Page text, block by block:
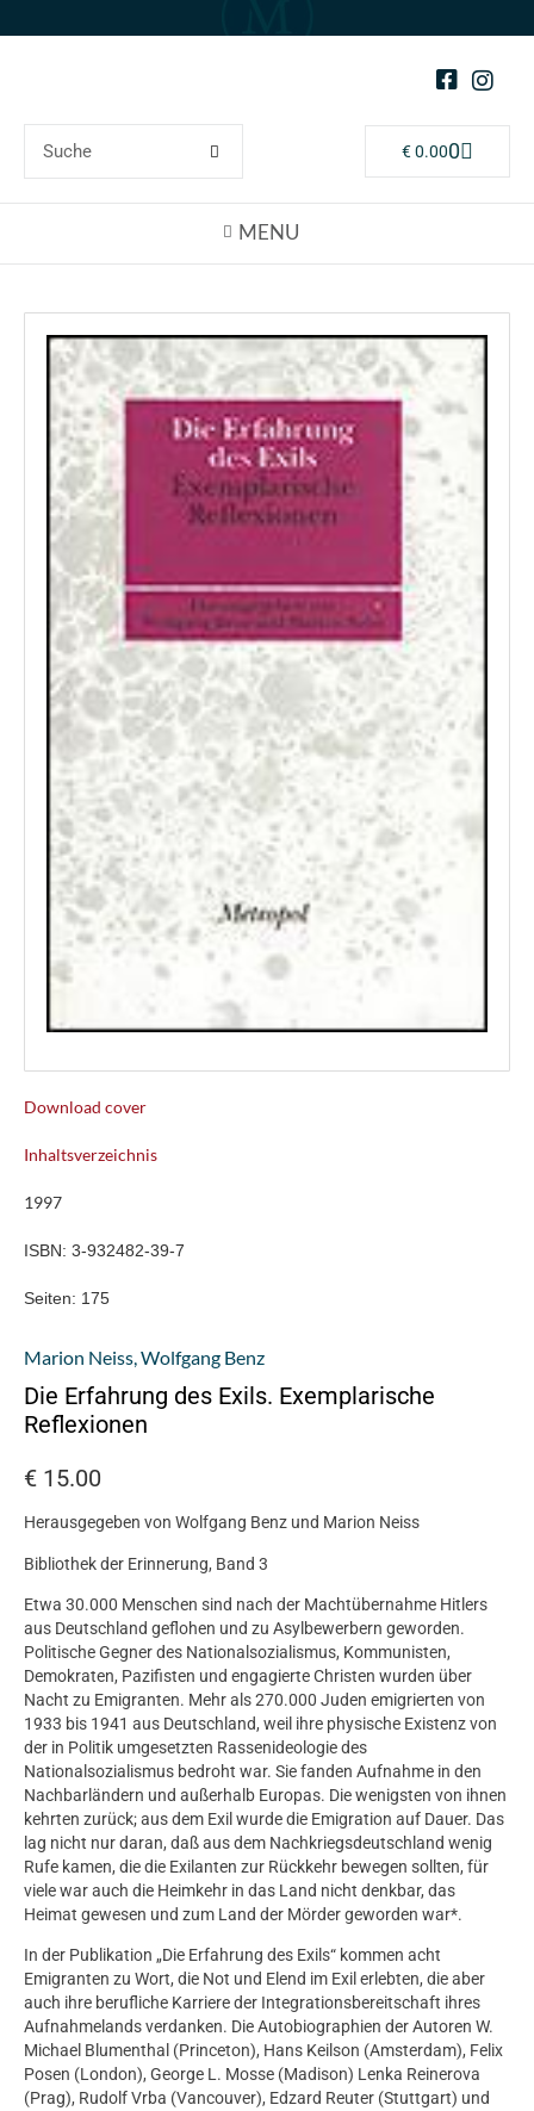
€0.000
Download cover
Inhaltsverzeichnis
1997
ISBN: 3-932482-39-7
Seiten: 175
Marion Neiss,Wolfgang Benz
Die Erfahrung des Exils. Exemplarische
Reflexionen
€ 15.00
Herausgegeben von Wolfgang Benz und Marion Neiss
Bibliothek der Erinnerung, Band 3
Etwa 30.000 Menschen sind nach der Machtübernahme Hitlers
aus Deutschland geflohen und zu Asylbewerbern geworden.
Politische Gegner des Nationalsozialismus, Kommunisten,
Demokraten, Pazifisten und engagierte Christen wurden über
Nacht zu Emigranten. Mehr als 270.000 Juden emigrierten von
1933 bis 1941 aus Deutschland, weil ihre physische Existenz von
der in Politik umgesetzten Rassenideologie des
Nationalsozialismus bedroht war. Sie fanden Aufnahme in den
Nachbarländern und außerhalb Europas. Die wenigsten von ihnen
kehrten zurück; aus dem Exil wurde die Emigration auf Dauer. Das
lag nicht nur daran, daß aus dem Nachkriegsdeutschland wenig
Rufe kamen, die die Exilanten zur Rückkehr bewegen sollten, für
viele war auch die Heimkehr in das Land nicht denkbar, das
Heimat gewesen und zum Land der Mörder geworden war*.
In der Publikation „Die Erfahrung des Exils“ kommen acht
Emigranten zu Wort, die Not und Elend im Exil erlebten, die aber
auch ihre berufliche Karriere der Integrationsbereitschaft ihres
Aufnahmelands verdanken. Die Autobiographien der Autoren W.
Michael Blumenthal (Princeton), Hans Keilson (Amsterdam), Felix
Posen (London), George L. Mosse (Madison) Lenka Reinerova
(Prag), Rudolf Vrba (Vancouver), Edzard Reuter (Stuttgart) und